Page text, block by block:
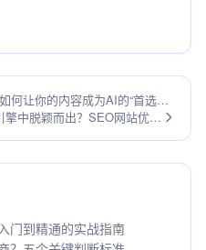
何让你的内容成为AI的“首选答
中脱颖而出？SEO网站优化
门到精通的实战指南